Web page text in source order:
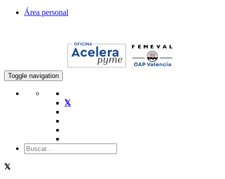
Área personal
Toggle navigation